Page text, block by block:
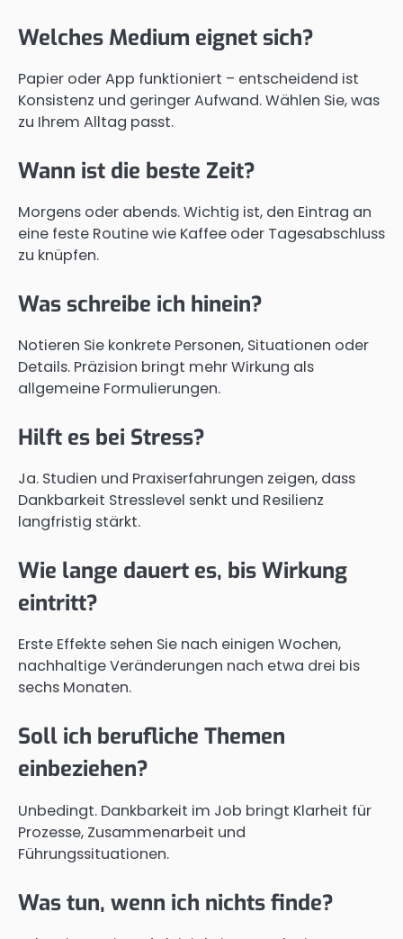
Welches Medium eignet sich?
Papier oder App funktioniert – entscheidend ist
Konsistenz und geringer Aufwand. Wählen Sie, was
zu Ihrem Alltag passt.
Wann ist die beste Zeit?
Morgens oder abends. Wichtig ist, den Eintrag an
eine feste Routine wie Kaffee oder Tagesabschluss
zu knüpfen.
Was schreibe ich hinein?
Notieren Sie konkrete Personen, Situationen oder
Details. Präzision bringt mehr Wirkung als
allgemeine Formulierungen.
Hilft es bei Stress?
Ja. Studien und Praxiserfahrungen zeigen, dass
Dankbarkeit Stresslevel senkt und Resilienz
langfristig stärkt.
Wie lange dauert es, bis Wirkung
eintritt?
Erste Effekte sehen Sie nach einigen Wochen,
nachhaltige Veränderungen nach etwa drei bis
sechs Monaten.
Soll ich berufliche Themen
einbeziehen?
Unbedingt. Dankbarkeit im Job bringt Klarheit für
Prozesse, Zusammenarbeit und
Führungssituationen.
Was tun, wenn ich nichts finde?